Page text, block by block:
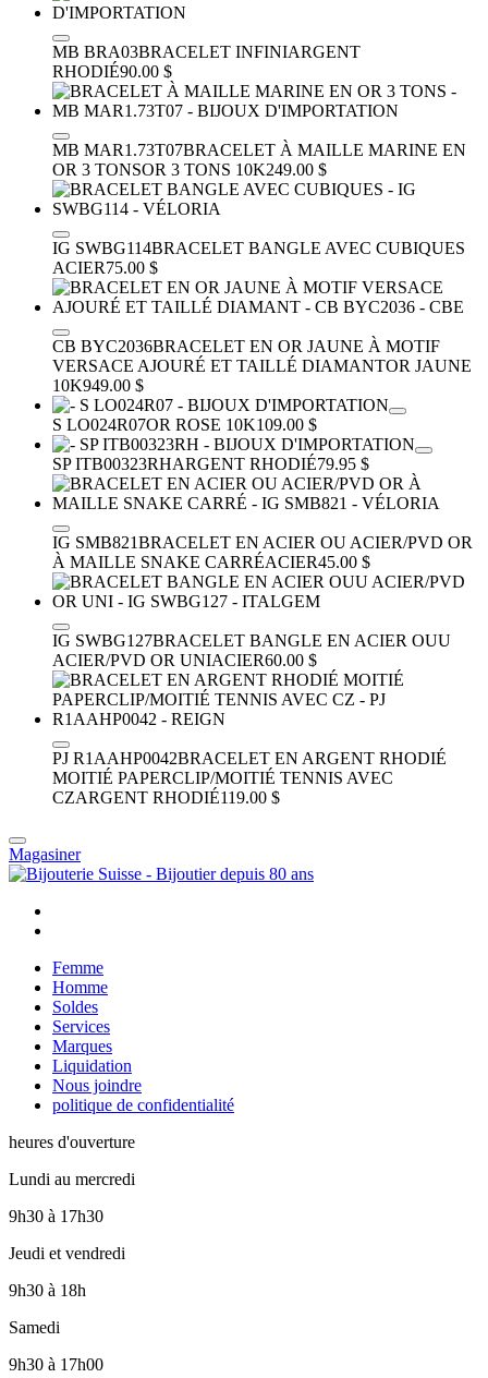
MB BRA03BRACELET INFINIARGENT
RHODIÉ90.00 $
MB MAR1.73T07BRACELET À MAILLE MARINE EN
OR 3 TONSOR 3 TONS 10K249.00 $
IG SWBG114BRACELET BANGLE AVEC CUBIQUES
ACIER75.00 $
CB BYC2036BRACELET EN OR JAUNE À MOTIF
VERSACE AJOURÉ ET TAILLÉ DIAMANTOR JAUNE
10K949.00 $
S LO024R07OR ROSE 10K109.00 $
SP ITB00323RHARGENT RHODIÉ79.95 $
IG SMB821BRACELET EN ACIER OU ACIER/PVD OR
À MAILLE SNAKE CARRÉACIER45.00 $
IG SWBG127BRACELET BANGLE EN ACIER OUU
ACIER/PVD OR UNIACIER60.00 $
PJ R1AAHP0042BRACELET EN ARGENT RHODIÉ
MOITIÉ PAPERCLIP/MOITIÉ TENNIS AVEC
CZARGENT RHODIÉ119.00 $
Magasiner
Femme
Homme
Soldes
Services
Marques
Liquidation
Nous joindre
politique de confidentialité
heures d'ouverture
Lundi au mercredi
9h30 à 17h30
Jeudi et vendredi
9h30 à 18h
Samedi
9h30 à 17h00